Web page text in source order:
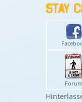
Stay
Forum